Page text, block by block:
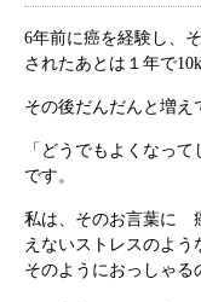
6年前に癌を経験し、
されたあとは１年で
その後だんだんと増え
「どうでもよくなっ
です。
私は、そのお言葉に
えないストレスのよう
そのようにおっしゃる